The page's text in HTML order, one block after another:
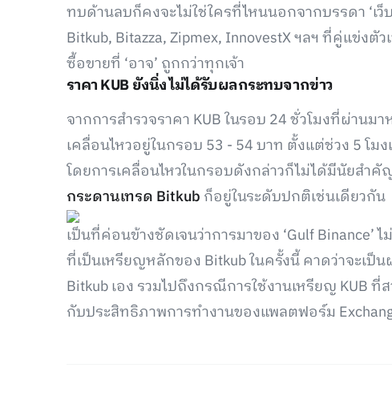
ทบด้านลบก็คงจะไม่ใช่ใครที่ไหนนอกจากบรรดา ‘เ
Bitkub, Bitazza, Zipmex, InnovestX ฯลฯ ที่คู่แข่งตั
ซื้อขายที่ ‘อาจ’ ถูกกว่าทุกเจ้า
ราคา KUB ยังนิ่ง ไม่ได้รับผลกระทบจากข่าว
จากการสำรวจราคา KUB ในรอบ 24 ชั่วโมงที่ผ่านม
เคลื่อนไหวอยู่ในกรอบ 53 - 54 บาท ตั้งแต่ช่วง 5 โ
โดยการเคลื่อนไหวในกรอบดังกล่าวก็ไม่ได้มีนัยสำ
กระดานเทรด Bitkub ก็อยู่ในระดับปกติเช่นเดียวกัน
เป็นที่ค่อนข้างชัดเจนว่าการมาของ ‘Gulf Binance’
ที่เป็นเหรียญหลักของ Bitkub ในครั้งนี้ คาดว่าจะเ
Bitkub เอง รวมไปถึงกรณีการใช้งานเหรียญ KUB ที่
กับประสิทธิภาพการทำงานของแพลตฟอร์ม